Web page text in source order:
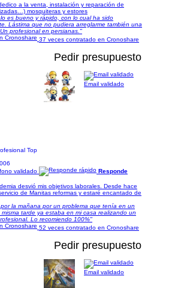
a la venta, instalación y reparación de
mosquiteras y estores
es bueno y rápido, con lo cual ha sido
Lástima que no pudiera arreglarme también una
profesional en persianas."
37 veces contratado en Cronoshare
Pedir presupuesto
Email validado
validado
Responde
desvió mis objetivos laborales. Desde hace
de Manitas reformas y estaré encantado de
la mañana por un problema que tenía en un
tarde ya estaba en mi casa realizando un
Lo recomiendo 100%"
52 veces contratado en Cronoshare
Pedir presupuesto
Email validado